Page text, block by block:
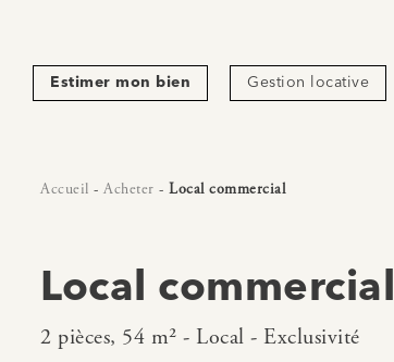
Estimer mon bien Gestion locative
Accueil - Acheter - Local commercial
Local commercial
2 pièces, 54 m² - Local - Exclusivité